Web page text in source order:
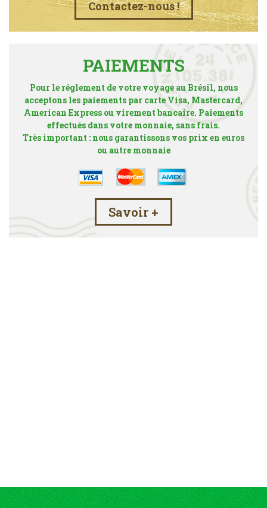
Contactez-nous !
PAIEMENTS
Pour le réglement de votre voyage au Brésil, nous
acceptons les paiements par carte Visa, Mastercard,
American Express ou virement bancaire. Paiements
effectués dans votre monnaie, sans frais.
Très important : nous garantissons vos prix en euros
ou autre monnaie
Savoir +